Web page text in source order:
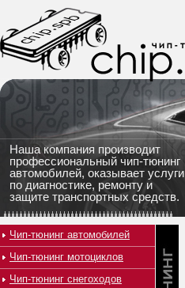
Наша компания производит
профессиональный чип-тюнинг
автомобилей, оказывает услуги
по диагностике, ремонту и
защите транспортных средств.
Чип-тюнинг автомобилей
Чип-тюнинг мотоциклов
Чип-тюнинг снегоходов